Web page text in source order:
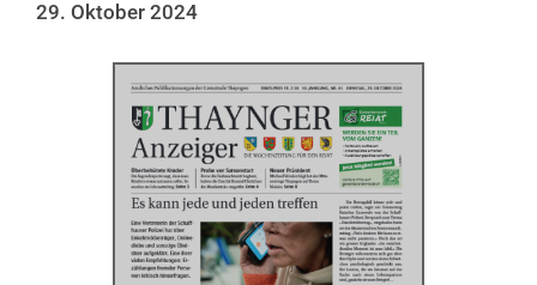
29. Oktober 2024